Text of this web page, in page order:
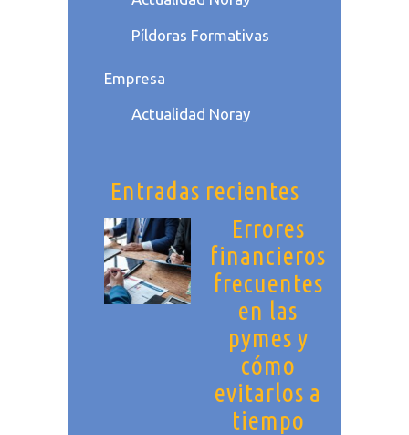
Píldoras Formativas
Empresa
Actualidad Noray
Entradas recientes
Errores
financieros
frecuentes
en las
pymes y
cómo
evitarlos a
tiempo